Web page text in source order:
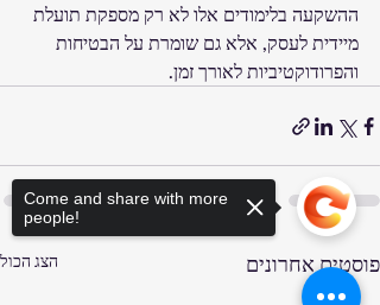
ההשקעה בלימודים אלו לא רק מספקת תועלת
מיידית לעסק, אלא גם שומרת על הבטיחות
והפרודוקטיביות לאורך זמן.
פוסטים אחרונים הצג הכול
Come and share with more
people!